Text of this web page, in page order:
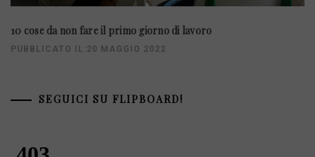
10 cose da non fare il primo giorno di lavoro
PUBBLICATO IL:20 MAGGIO 2022
SEGUICI SU FLIPBOARD!